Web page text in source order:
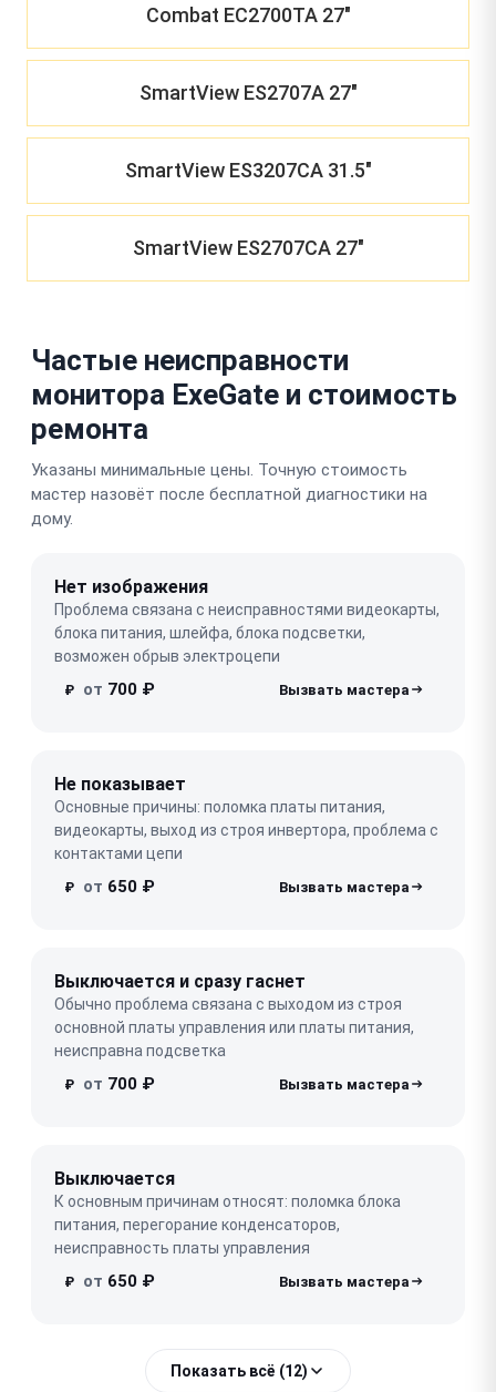
Combat EC2700TA 27"
SmartView ES2707A 27"
SmartView ES3207CA 31.5"
SmartView ES2707CA 27"
Частые неисправности
монитора ExeGate и стоимость
ремонта
Указаны минимальные цены. Точную стоимость
мастер назовёт после бесплатной диагностики на
дому.
Нет изображения
Проблема связана с неисправностями видеокарты,
блока питания, шлейфа, блока подсветки,
возможен обрыв электроцепи
₽ от 700 ₽
Не показывает
Основные причины: поломка платы питания,
видеокарты, выход из строя инвертора, проблема с
контактами цепи
₽ от 650 ₽
Выключается и сразу гаснет
Обычно проблема связана с выходом из строя
основной платы управления или платы питания,
неисправна подсветка
₽ от 700 ₽
Выключается
К основным причинам относят: поломка блока
питания, перегорание конденсаторов,
неисправность платы управления
₽ от 650 ₽
Показать всё (12)